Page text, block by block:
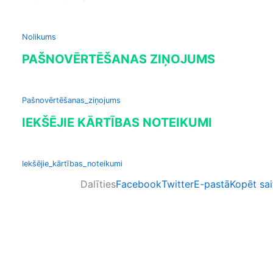
Nolikums
PAŠNOVĒRTĒŠANAS ZIŅOJUMS
Pašnovērtēšanas_ziņojums
IEKŠĒJIE KĀRTĪBAS NOTEIKUMI
Iekšējie_kārtības_noteikumi
DalītiesFacebookTwitterE-pastāKopēt